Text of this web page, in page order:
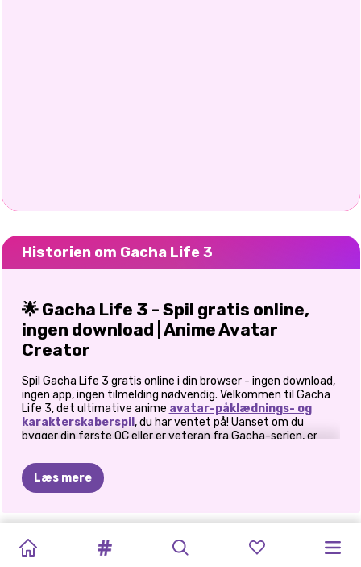
Historien om Gacha Life 3
🌟 Gacha Life 3 - Spil gratis online,
ingen download | Anime Avatar
Creator
Spil Gacha Life 3 gratis online i din browser - ingen download,
ingen app, ingen tilmelding nødvendig. Velkommen til Gacha
Life 3, det ultimative anime avatar-påklædnings- og
karakterskaberspil , du har ventet på! Uanset om du
bygger din første OC eller er veteran fra Gacha-serien, er
kreative gacha life maker online gratis - tilgængeligt lige nu
på enhver enhed. Dyk ned i et pulserende univers, hvor
kreativiteten ikke kender grænser, og hvert outfit fortæller
✨ Spilfunktioner du vil elske
Læs mere
WORLD
WORLD:
AVATAR
WORLD
VERDEN:
VERDEN
NATURLIG
PIGE
AVATAR
UP
MIN
SÆSON-